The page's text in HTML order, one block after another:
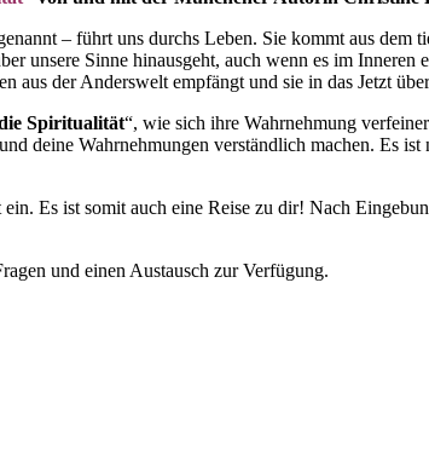
– führt uns durchs Leben. Sie kommt aus dem
unsere Sinne hinausgeht, auch wenn es im
aus der Anderswelt empfängt und sie in das Jetzt
Spiritualität“, wie sich ihre Wahrnehmung
deine Wahrnehmungen verständlich machen. Es
Es ist somit auch eine Reise zu dir! Nach
und einen Austausch zur Verfügung.